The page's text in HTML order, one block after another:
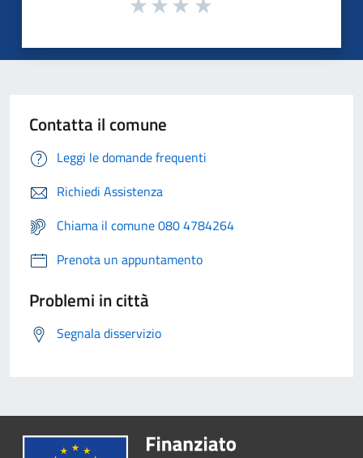
Contatta il comune
Leggi le domande frequenti
Richiedi Assistenza
Chiama il comune 080 4784264
Prenota un appuntamento
Problemi in città
Segnala disservizio